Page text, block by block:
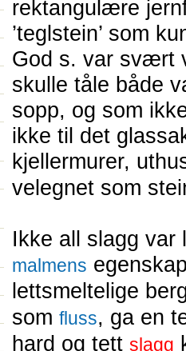
rektangulære
’teglstein’ som
God s. var svært
skulle tåle både
sopp, og som
ikke til det
kjellermurer,
velegnet som
Ikke all slagg var
malmens
lettsmeltelige
som fluss, ga en
hard og tett slagg